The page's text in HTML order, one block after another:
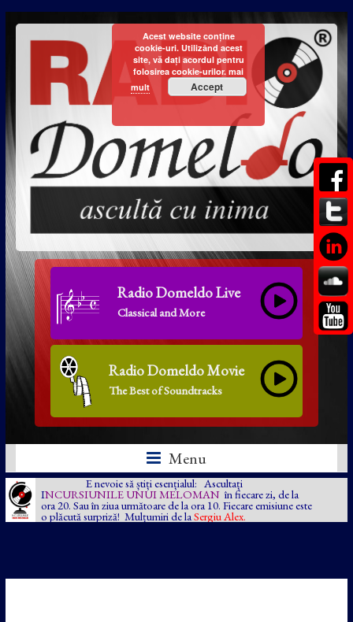
Radio Domeldo Live
Classical and More
Radio Domeldo Movie
The Best of Soundtracks
Menu
E nevoie să știți esențialul: Ascultați
INCURSIUNILE UNUI MELOMAN în fiecare zi, de la
ora 20. Sau în ziua următoare de la ora 10. Fiecare emisiune este
o plăcută surpriză! Mulțumiri de la Sergiu Alex.
Acest website conține
cookie-uri. Utilizând acest
site, vă dați acordul pentru
folosirea cookie-urilor. mai
mult
Accept